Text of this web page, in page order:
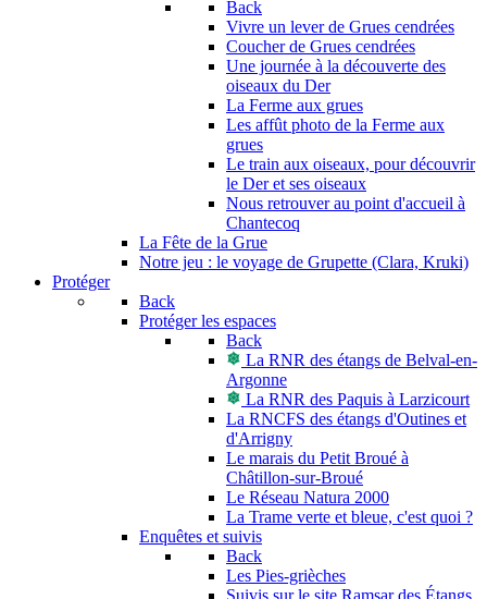
Back
Vivre un lever de Grues cendrées
Coucher de Grues cendrées
Une journée à la découverte des
oiseaux du Der
La Ferme aux grues
Les affût photo de la Ferme aux
grues
Le train aux oiseaux, pour découvrir
le Der et ses oiseaux
Nous retrouver au point d'accueil à
Chantecoq
La Fête de la Grue
Notre jeu : le voyage de Grupette (Clara, Kruki)
Protéger
Back
Protéger les espaces
Back
La RNR des étangs de Belval-en-
Argonne
La RNR des Paquis à Larzicourt
La RNCFS des étangs d'Outines et
d'Arrigny
Le marais du Petit Broué à
Châtillon-sur-Broué
Le Réseau Natura 2000
La Trame verte et bleue, c'est quoi ?
Enquêtes et suivis
Back
Les Pies-grièches
Suivis sur le site Ramsar des Étangs